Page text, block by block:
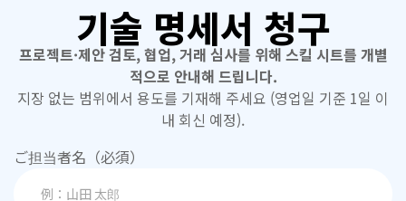
기술 명세서 청구
프로젝트·제안 검토, 협업, 거래 심사를 위해 스킬 시트를 개별
적으로 안내해 드립니다.
지장 없는 범위에서 용도를 기재해 주세요 (영업일 기준 1일 이
내 회신 예정).
ご担当者名（必須）